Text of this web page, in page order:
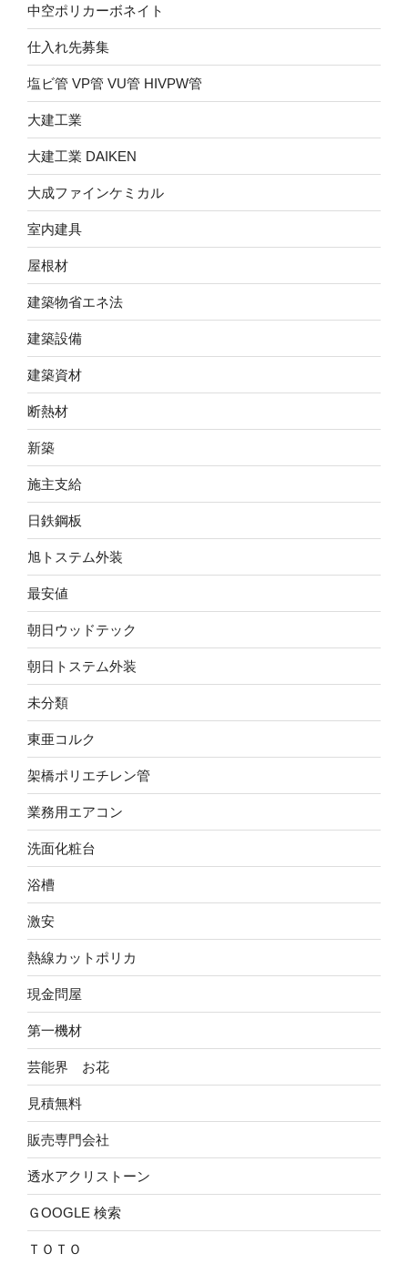
中空ポリカーボネイト
仕入れ先募集
塩ビ管 VP管 VU管 HIVPW管
大建工業
大建工業 DAIKEN
大成ファインケミカル
室内建具
屋根材
建築物省エネ法
建築設備
建築資材
断熱材
新築
施主支給
日鉄鋼板
旭トステム外装
最安値
朝日ウッドテック
朝日トステム外装
未分類
東亜コルク
架橋ポリエチレン管
業務用エアコン
洗面化粧台
浴槽
激安
熱線カットポリカ
現金問屋
第一機材
芸能界 お花
見積無料
販売専門会社
透水アクリストーン
ＧOOGLE 検索
ＴＯＴＯ